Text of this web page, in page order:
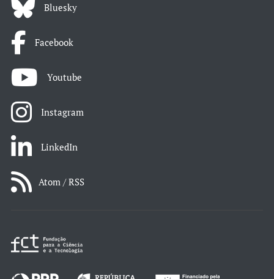
Bluesky
Facebook
Youtube
Instagram
LinkedIn
Atom / RSS